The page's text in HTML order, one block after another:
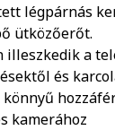
légpárnás
ütközőerőt.
illeszkedik a
és
könnyű
kamerához